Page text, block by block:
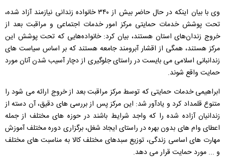
وی با بیان اینکه در حال حاضر بیش از ۳۴۰ خانواده زندانی نیازمند آزاد شده،
تحت پوشش خدمات حمایتی مرکز امور خدمات اجتماعی و مراقبت بعد از
خروج زندان‌های استان هستند، بیان کرد: خانواده‌هایی که تحت پوشش این
مرکز هستند، همگی از اقشار آبرومند جامعه هستند که بر اساس سیاست های
زندانبانی اسلامی می بایست در راستای جلوگیری از دچار آسیب شدن آنان مورد
حمایت واقع شوند.
ابراهیمی خدمات حمایتی که توسط مرکز مراقبت بعد از خروج ارائه می شود را
متنوع قلمداد کرد و یادآور شد: این مرکز پس از بررسی های دقیق، آن دسته از
زندانیان آزاده شده را که واجد شرایط باشند در حوزه های مختلف از جمله
اعطای وام های بدون بهره در راستای ایجاد شغل، برگزاری دوره مختلف آموزش
مهارت های اساسی زندگی، توزیع سبدهای مختلف کالا به مناسبت های مختلف
و ... مورد حمایت قرار می دهد.